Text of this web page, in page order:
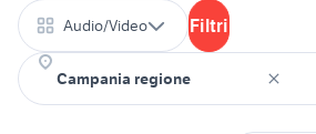
Audio/Video Filtri